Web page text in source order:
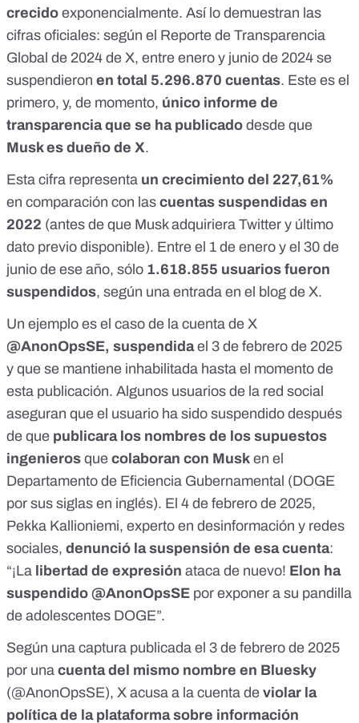
crecido exponencialmente. Así lo demuestran las
cifras oficiales: según el Reporte de Transparencia
Global de 2024 de X, entre enero y junio de 2024 se
suspendieron en total 5.296.870 cuentas. Este es el
primero, y, de momento, único informe de
transparencia que se ha publicado desde que
Musk es dueño de X.
Esta cifra representa un crecimiento del 227,61%
en comparación con las cuentas suspendidas en
2022 (antes de que Musk adquiriera Twitter y último
dato previo disponible). Entre el 1 de enero y el 30 de
junio de ese año, sólo 1.618.855 usuarios fueron
suspendidos, según una entrada en el blog de X.
Un ejemplo es el caso de la cuenta de X
@AnonOpsSE, suspendidael 3 de febrero de 2025
y que se mantiene inhabilitada hasta el momento de
esta publicación. Algunos usuarios de la red social
aseguran que el usuario ha sido suspendido después
de que publicara los nombres de los supuestos
ingenieros que colaboran con Musk en el
Departamento de Eficiencia Gubernamental (DOGE
por sus siglas en inglés). El 4 de febrero de 2025,
Pekka Kallioniemi, experto en desinformación y redes
sociales, denunció la suspensión de esa cuenta:
“¡La libertad de expresión ataca de nuevo! Elon ha
suspendido @AnonOpsSE por exponer a su pandilla
de adolescentes DOGE”.
Según una captura publicada el 3 de febrero de 2025
por una cuenta del mismo nombre en Bluesky
(@AnonOpsSE), X acusa a la cuenta de violar la
política de la plataforma sobre información